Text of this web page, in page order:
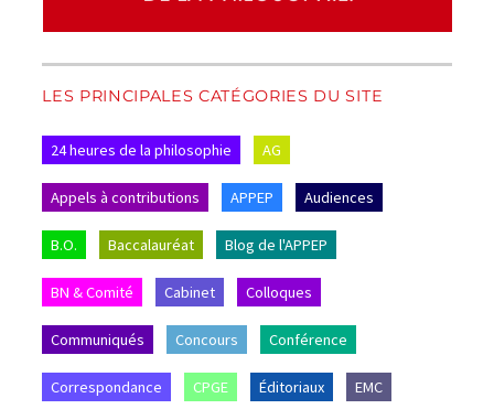
LES PRINCIPALES CATÉGORIES DU SITE
24 heures de la philosophie AG
Appels à contributions APPEP Audiences
B.O. Baccalauréat Blog de l'APPEP
BN & Comité Cabinet Colloques
Communiqués Concours Conférence
Correspondance CPGE Éditoriaux EMC